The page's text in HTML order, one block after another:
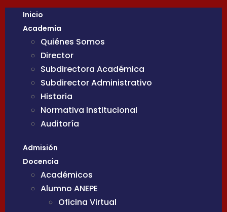
Inicio
Academia
Quiénes Somos
Director
Subdirectora Académica
Subdirector Administrativo
Historia
Normativa Institucional
Auditoría
Admisión
Docencia
Académicos
Alumno ANEPE
Oficina Virtual